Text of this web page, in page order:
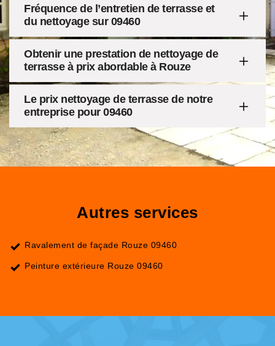
Fréquence de l’entretien de terrasse et
du nettoyage sur 09460
Obtenir une prestation de nettoyage de
terrasse à prix abordable à Rouze
Le prix nettoyage de terrasse de notre
entreprise pour 09460
Autres services
Ravalement de façade Rouze 09460
Peinture extérieure Rouze 09460